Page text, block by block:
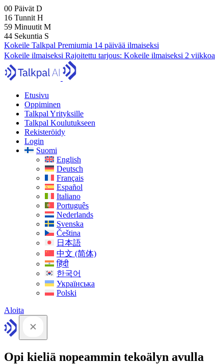
00 Päivät D
16 Tunnit H
59 Minuutit M
43 Sekuntia S
Kokeile Talkpal Premiumia 14 päivää ilmaiseksi
Kokeile ilmaiseksi Rajoitettu tarjous: Kokeile ilmaiseksi 2 viikkoa
Etusivu
Oppiminen
Talkpal Yrityksille
Talkpal Koulutukseen
Rekisteröidy
Login
Suomi
English
Deutsch
Français
Español
Italiano
Português
Nederlands
Svenska
Čeština
日本語
中文 (简体)
हिंदी
한국어
Українська
Polski
Aloita
Opi kieliä nopeammin tekoälyn avulla